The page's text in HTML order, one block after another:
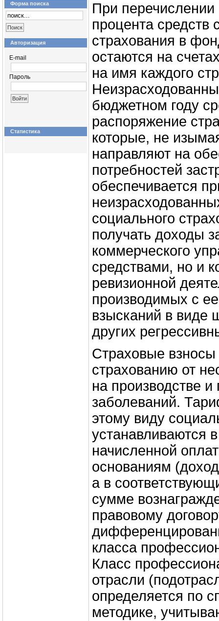
Форма поиска
Авторизация
E-mail
Пароль
Статистика
При перечислении
процента средств
страхования в
остаются на
на имя каждого
бюджетном году
распоряжение
которые, не
направляют на
потребностей
обеспечивается
социального
получать доходы
коммерческого
средствами, но и
ревизионной
производимых с
взысканий в виде
других
Страховые
страхованию от
на производстве
заболеваний.
этому виду
устанавливаются
начисленной
основаниям
а в
сумме
правовому
класса
Класс
отрасли
определяется по
методике,